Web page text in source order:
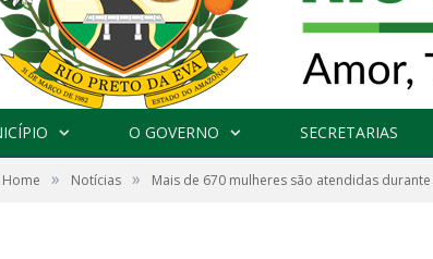
O GOVERNO SECRETARIAS
Home » Notícias » Mais de 670 mulheres são atendidas